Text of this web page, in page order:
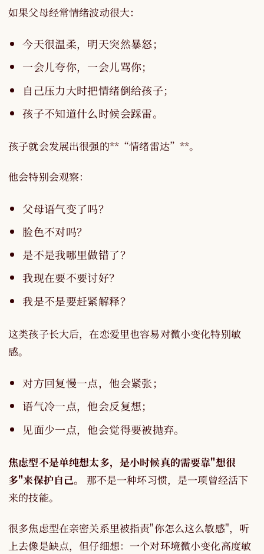
如果父母经常情绪波动很大：
今天很温柔，明天突然暴怒；
一会儿夸你，一会儿骂你；
自己压力大时把情绪倒给孩子；
孩子不知道什么时候会踩雷。
孩子就会发展出很强的**“情绪雷达”**。
他会特别会观察：
父母语气变了吗？
脸色不对吗？
是不是我哪里做错了？
我现在要不要讨好？
我是不是要赶紧解释？
这类孩子长大后，在恋爱里也容易对微小变化特别敏
感。
对方回复慢一点，他会紧张；
语气冷一点，他会反复想；
见面少一点，他会觉得要被抛弃。
焦虑型不是单纯想太多，是小时候真的需要靠"想很
多"来保护自己。
那不是一种坏习惯，是一项曾经活下
来的技能。
很多焦虑型在亲密关系里被指责"你怎么这么敏感"，听
上去像是缺点，但仔细想：一个对环境微小变化高度敏